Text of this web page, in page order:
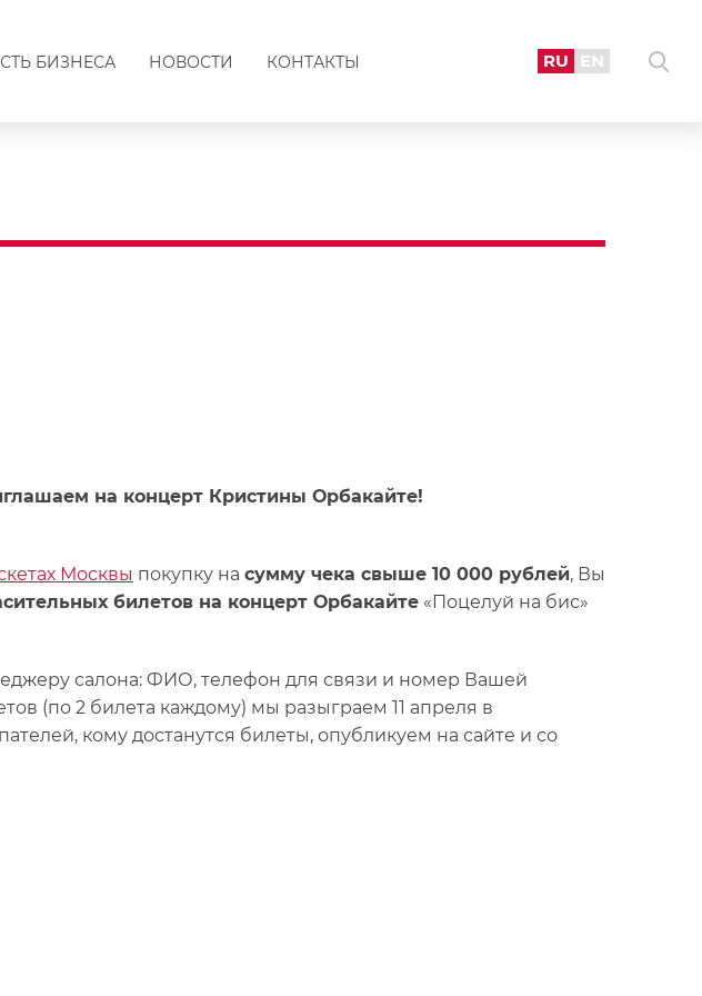
БИЗНЕСА НОВОСТИ КОНТАКТЫ RU EN
на концерт Кристины Орбакайте!
Москвы покупку на сумму чека свыше 10 000 рублей, Вы
билетов на концерт Орбакайте «Поцелуй на бис»
салона: ФИО, телефон для связи и номер Вашей
(по 2 билета каждому) мы разыграем 11 апреля в
кому достанутся билеты, опубликуем на сайте и со